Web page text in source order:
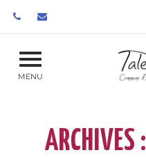
MENU
ARCHIVES :